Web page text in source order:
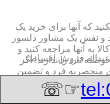
که آنها برای خرید یک
و نقش یک مشاور دلسوز
به آنها مراجعه کنید و
تان را ندارند! اگر
منحصربه فرد و تضمین
ها را به صورت دقیق و
امضا کند.این کار به شما
عبداله,فروش اقساطی
☞☏